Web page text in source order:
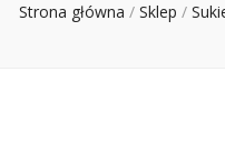
Strona główna / Sklep /